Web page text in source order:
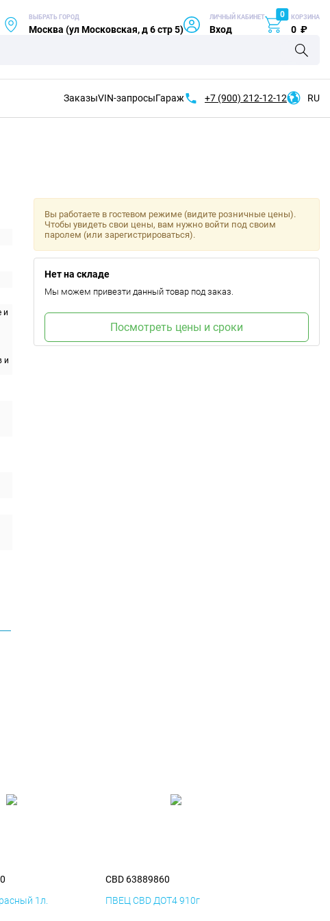
ВЫБРАТЬ ГОРОД
Москва (ул Московская, д 6 стр 5)
ЛИЧНЫЙ КАБИНЕТ
Вход
0 КОРЗИНА
0 ₽
ЗаказыVIN-запросыГараж +7 (900) 212-12-12 RU
и
и
Вы работаете в гостевом режиме (видите розничные цены).
Чтобы увидеть свои цены, вам нужно войти под своим
паролем (или зарегистрироваться).
Нет на складе
Мы можем привезти данный товар под заказ.
Посмотреть цены и сроки
1л.
CBD 63889860
ПВЕЦ CBD ДОТ4 910г